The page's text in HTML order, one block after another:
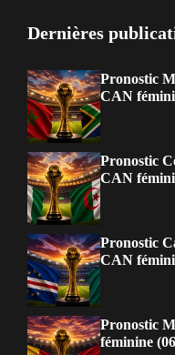
Dernières
Pronostic
CAN
Pronostic
CAN
Pronostic
CAN
Pronostic
féminine